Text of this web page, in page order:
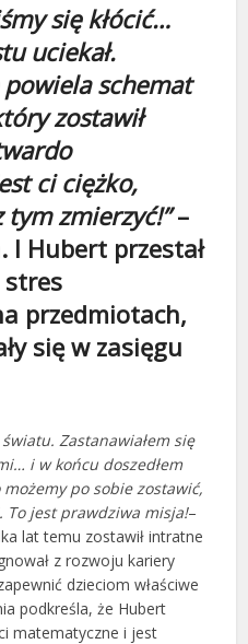
się kłócić…
uciekał.
powiela schemat
zostawił
ci ciężko,
tym zmierzyć!”–
I Hubert przestał
przedmiotach,
się w zasięgu
Zastanawiałem się
i w końcu doszedłem
po sobie zostawić,
To jest prawdziwa misja!–
lat temu zostawił intratne
z rozwoju kariery
dzieciom właściwe
podkreśla, że Hubert
matematyczne i jest